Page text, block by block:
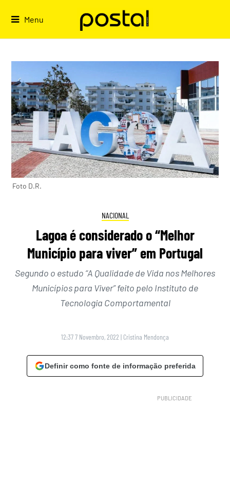
Menu
Foto D.R.
NACIONAL
Lagoa é considerado o “Melhor
Município para viver” em Portugal
Segundo o estudo “A Qualidade de Vida nos Melhores
Municípios para Viver” feito pelo Instituto de
Tecnologia Comportamental
12:37 7 Novembro, 2022 | Cristina Mendonça
Definir como fonte de informação preferida